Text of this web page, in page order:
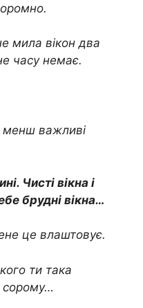
мила вікон два
часу немає.
менш важливі
Чисті вікна і
брудні вікна…
це влаштовує.
ти така
сорому…